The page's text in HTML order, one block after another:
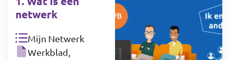
netwerk
Mijn Netwerk
Werkblad,